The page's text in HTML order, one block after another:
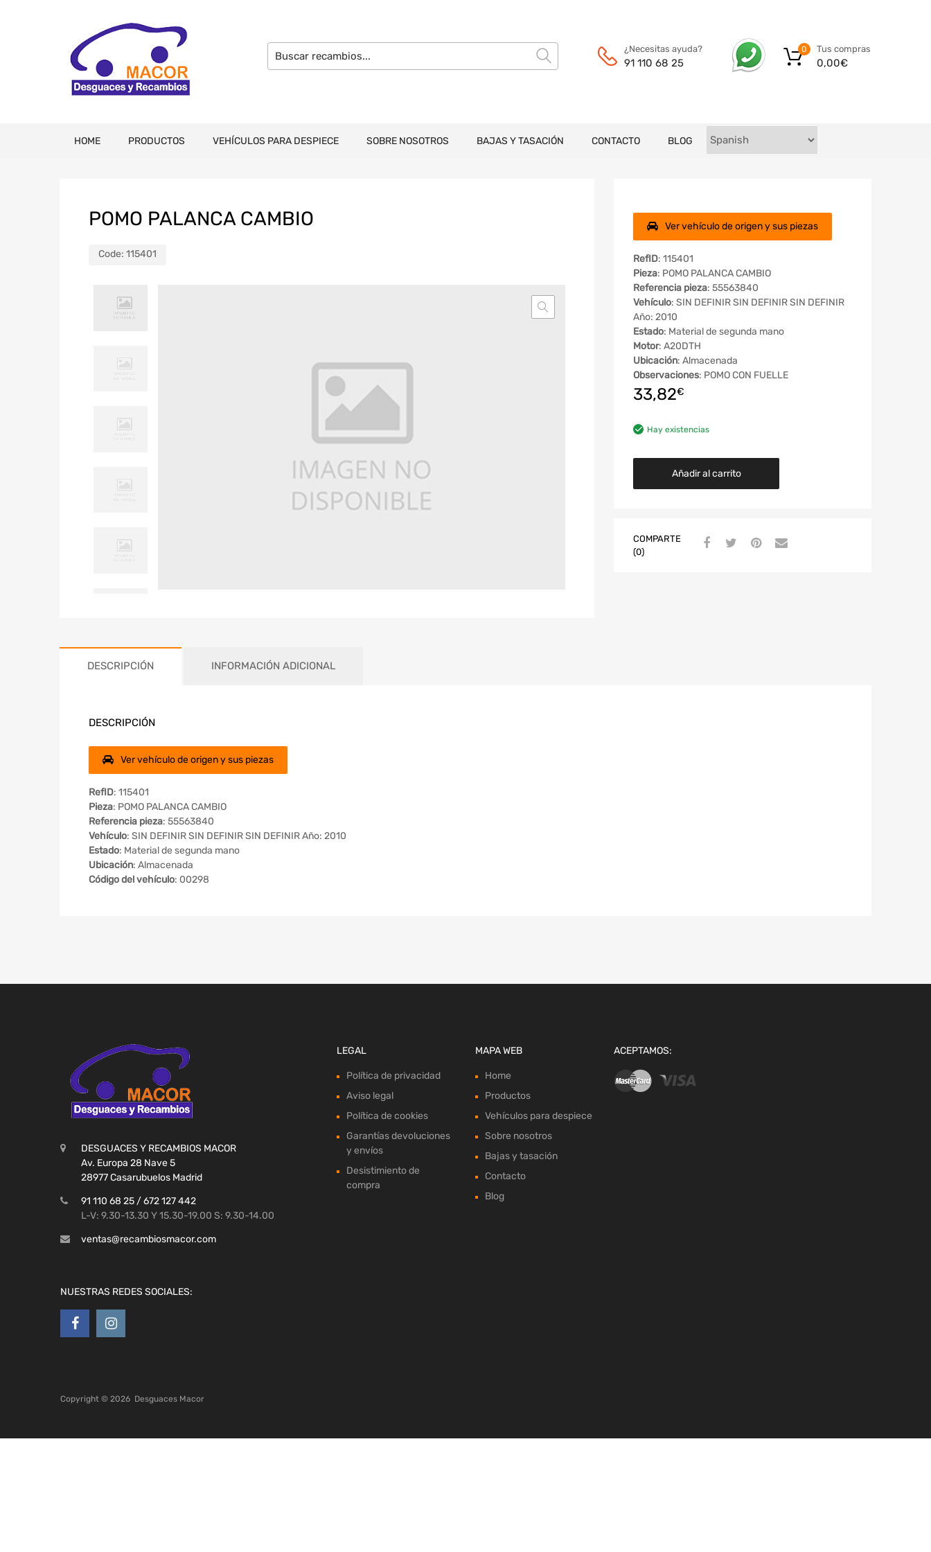
¿Necesitas ayuda?
91 110 68 25
Tus compras
0,00€
0
HOME PRODUCTOS VEHÍCULOS PARA DESPIECE SOBRE NOSOTROS BAJAS Y TASACIÓN CONTACTO BLOG
POMO PALANCA CAMBIO
Code: 115401
Ver vehículo de origen y sus piezas
RefID: 115401
Pieza: POMO PALANCA CAMBIO
Referencia pieza: 55563840
Vehículo: SIN DEFINIR SIN DEFINIR SIN DEFINIR
Año: 2010
Estado: Material de segunda mano
Motor: A20DTH
Ubicación: Almacenada
Observaciones: POMO CON FUELLE
33,82€
Hay existencias
Añadir al carrito
COMPARTE
(0)
DESCRIPCIÓN INFORMACIÓN ADICIONAL
DESCRIPCIÓN
Ver vehículo de origen y sus piezas
RefID: 115401
Pieza: POMO PALANCA CAMBIO
Referencia pieza: 55563840
Vehículo: SIN DEFINIR SIN DEFINIR SIN DEFINIR Año: 2010
Estado: Material de segunda mano
Ubicación: Almacenada
Código del vehículo: 00298
DESGUACES Y RECAMBIOS MACOR
Av. Europa 28 Nave 5
28977 Casarubuelos Madrid
91 110 68 25 / 672 127 442
L-V: 9.30-13.30 Y 15.30-19.00 S: 9.30-14.00
ventas@recambiosmacor.com
NUESTRAS REDES SOCIALES:
LEGAL
Política de privacidad
Aviso legal
Política de cookies
Garantías devoluciones
y envíos
Desistimiento de
compra
MAPA WEB
Home
Productos
Vehículos para despiece
Sobre nosotros
Bajas y tasación
Contacto
Blog
ACEPTAMOS:
Copyright © 2026 Desguaces Macor